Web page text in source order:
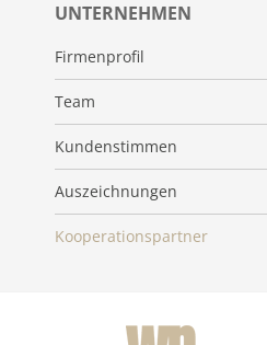
UNTERNEHMEN
Firmenprofil
Team
Kundenstimmen
Auszeichnungen
Kooperationspartner